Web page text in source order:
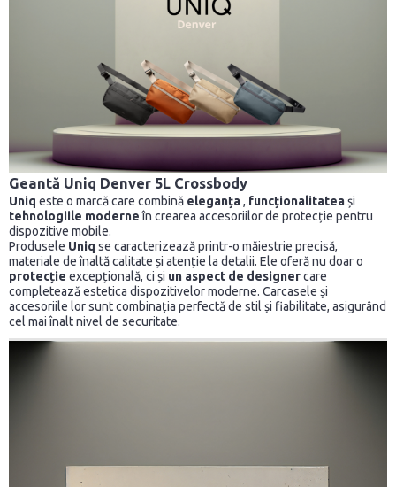
Geantă Uniq Denver 5L Crossbody
Uniq este o marcă care combină eleganța, funcționalitateași
tehnologiile moderneîn crearea accesoriilor de protecție pentru
dispozitive mobile.
Produsele Uniq se caracterizează printr-o măiestrie precisă,
materiale de înaltă calitate și atenție la detalii. Ele oferă nu doar o
protecție excepțională, ci și un aspect de designercare
completează estetica dispozitivelor moderne. Carcasele și
accesoriile lor sunt combinația perfectă de stil și fiabilitate, asigurând
cel mai înalt nivel de securitate.